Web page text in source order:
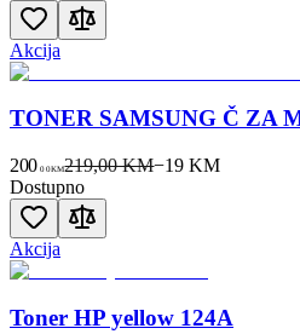
Akcija
TONER SAMSUNG Č ZA
200 00KM219,00 KM−19 KM
Dostupno
Akcija
Toner HP yellow 124A